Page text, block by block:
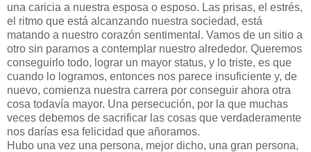
una caricia a nuestra esposa o esposo. Las prisas, el estrés,
el ritmo que está alcanzando nuestra sociedad, está
matando a nuestro corazón sentimental. Vamos de un sitio a
otro sin pararnos a contemplar nuestro alrededor. Queremos
conseguirlo todo, lograr un mayor status, y lo triste, es que
cuando lo logramos, entonces nos parece insuficiente y, de
nuevo, comienza nuestra carrera por conseguir ahora otra
cosa todavía mayor. Una persecución, por la que muchas
veces debemos de sacrificar las cosas que verdaderamente
nos darías esa felicidad que añoramos.
Hubo una vez una persona, mejor dicho, una gran persona,